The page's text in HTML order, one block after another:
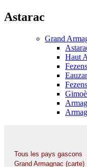
Astarac
Grand
Haut